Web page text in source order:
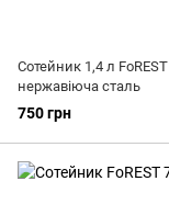
Сотейник 1,4 л FoREST
нержавіюча сталь
750 грн